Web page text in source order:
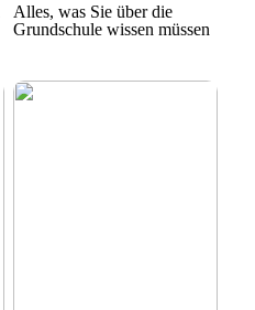
Alles, was Sie über die
Grundschule wissen müssen